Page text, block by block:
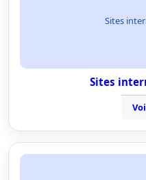
Sites
Sites